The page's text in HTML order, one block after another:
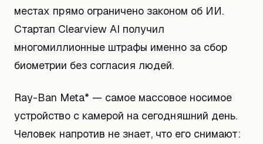
местах прямо ограничено законом об ИИ.
Стартап Clearview AI получил
многомиллионные штрафы именно за сбор
биометрии без согласия людей.
Ray-Ban Meta* — самое массовое носимое
устройство с камерой на сегодняшний день.
Человек напротив не знает, что его снимают: